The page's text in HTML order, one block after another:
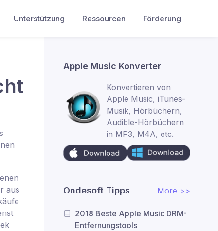
Unterstützung Ressourcen Förderung
aus
Apple Music Konverter
Konvertieren von
Apple Music, iTunes-
Musik, Hörbüchern,
Audible-Hörbüchern
in MP3, M4A, etc.
Ondesoft Tipps More >>
2018 Beste Apple Music DRM-
Entfernungstools